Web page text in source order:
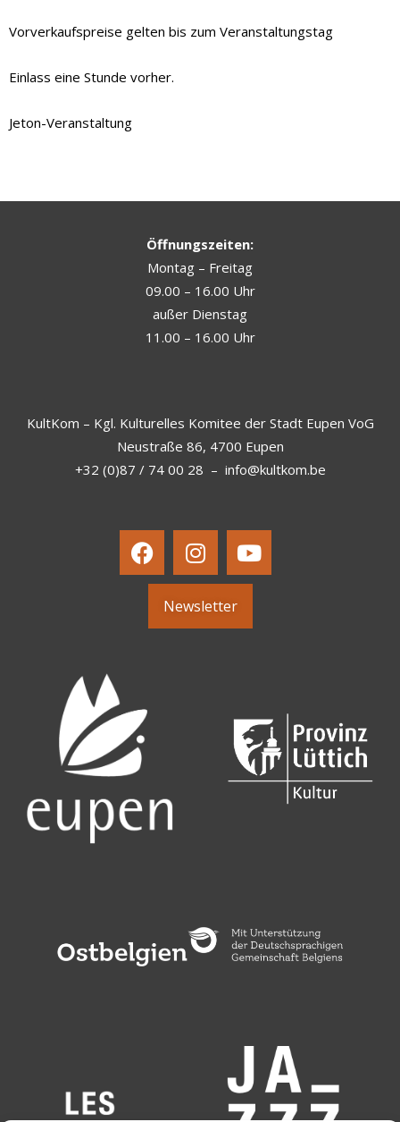
Vorverkaufspreise gelten bis zum Veranstaltungstag
Einlass eine Stunde vorher.
Jeton-Veranstaltung
Öffnungszeiten:
Montag – Freitag
09.00 – 16.00 Uhr
außer Dienstag
11.00 – 16.00 Uhr
KultKom – Kgl. Kulturelles Komitee der Stadt Eupen VoG
Neustraße 86, 4700 Eupen
+32 (0)87 / 74 00 28 – info@kultkom.be
Newsletter